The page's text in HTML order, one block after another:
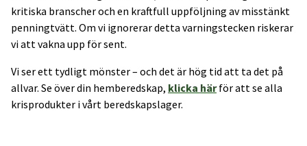
kritiska branscher och en kraftfull uppföljning av misstänkt
penningtvätt. Om vi ignorerar detta varningstecken riskerar
vi att vakna upp för sent.
Vi ser ett tydligt mönster – och det är hög tid att ta det på
allvar. Se över din hemberedskap, klicka härför att se alla
krisprodukter i vårt beredskapslager.